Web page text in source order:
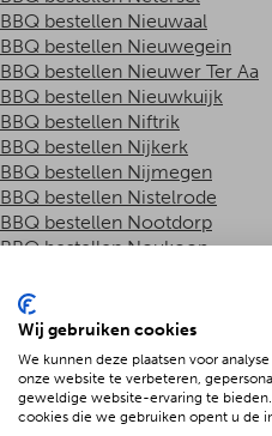
BBQ bestellen Nieuwaal
BBQ bestellen Nieuwegein
BBQ bestellen Nieuwer Ter Aa
BBQ bestellen Nieuwkuijk
BBQ bestellen Niftrik
BBQ bestellen Nijkerk
BBQ bestellen Nijmegen
BBQ bestellen Nistelrode
BBQ bestellen Nootdorp
BBQ bestellen Noukoop
BBQ bestellen Nuland
BBQ bestellen Ochten
BBQ bestellen Odiliapeel
BBQ bestellen Oeffelt
BBQ bestellen Oijen
Wij gebruiken cookies
We kunnen deze plaatsen voor
onze website te verbeteren,
geweldige website-ervaring te
cookies die we gebruiken opent u de